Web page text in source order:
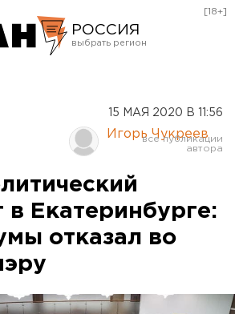
РОССИЯ
Курган
Оренбург
[18+]
15 МАЯ 2020 В 11:56
Игорь Чукреев
в Екатеринбурге:
отказал во